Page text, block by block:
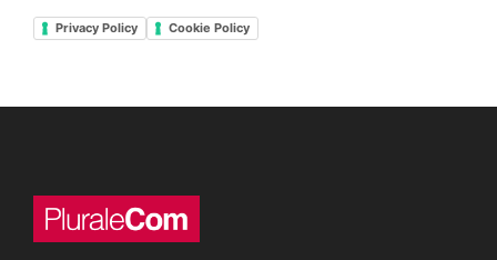
Privacy Policy Cookie Policy